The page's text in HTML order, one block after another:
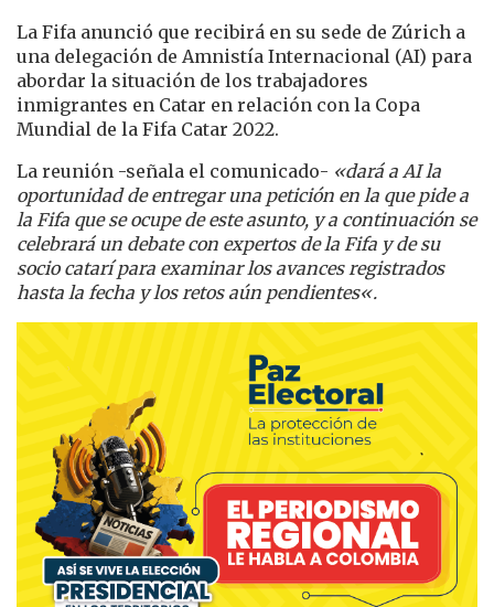
La Fifa anunció que recibirá en su sede de Zúrich a
una delegación de Amnistía Internacional (AI) para
abordar la situación de los trabajadores
inmigrantes en Catar en relación con la Copa
Mundial de la Fifa Catar 2022.
La reunión -señala el comunicado- «dará a AI la
oportunidad de entregar una petición en la que pide a
la Fifa que se ocupe de este asunto, y a continuación se
celebrará un debate con expertos de la Fifa y de su
socio catarí para examinar los avances registrados
hasta la fecha y los retos aún pendientes«.